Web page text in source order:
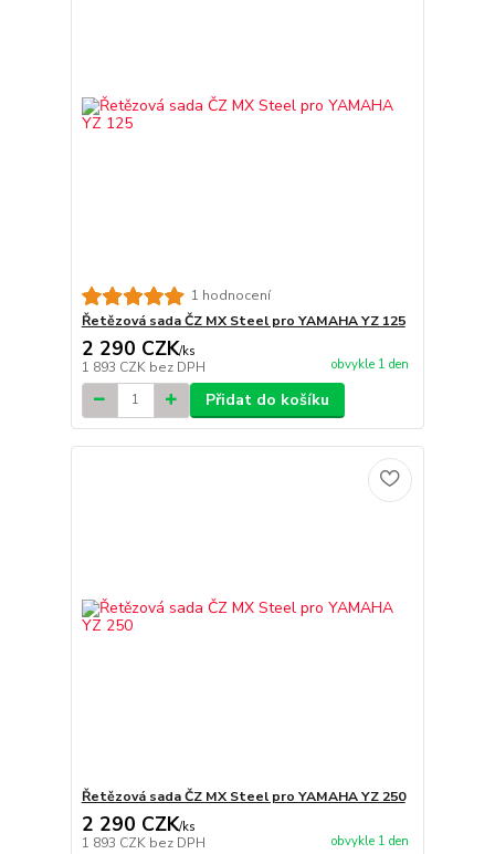
1 hodnocení
Řetězová sada ČZ MX Steel pro YAMAHA YZ 125
2 290 CZK/ks
1 893 CZK bez DPH obvykle 1 den
Přidat do košíku
Řetězová sada ČZ MX Steel pro YAMAHA YZ 250
2 290 CZK/ks
1 893 CZK bez DPH obvykle 1 den